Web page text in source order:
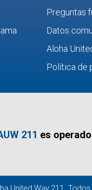
Preguntas
Datos
Aloha
Política de
211 es